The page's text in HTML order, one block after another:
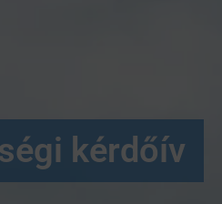
kérdőív